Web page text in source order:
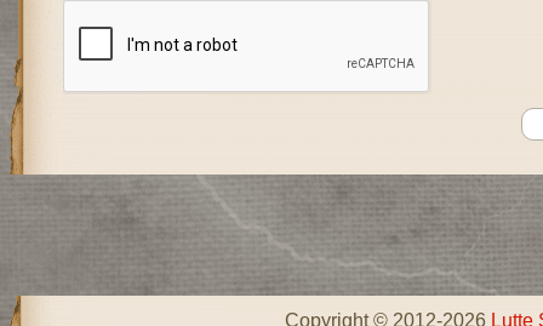
Copyright © 2012-2026 Lutte